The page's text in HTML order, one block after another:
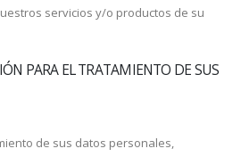
servicios y/o productos de su
PARA EL TRATAMIENTO DE SUS
de sus datos personales,